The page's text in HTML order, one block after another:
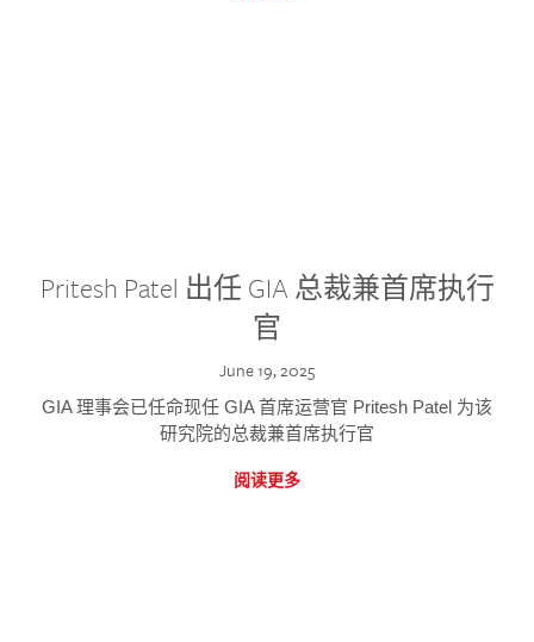
Pritesh Patel 出任 GIA 总裁兼首席执行
官
June 19, 2025
GIA 理事会已任命现任 GIA 首席运营官 Pritesh Patel 为该
研究院的总裁兼首席执行官
阅读更多